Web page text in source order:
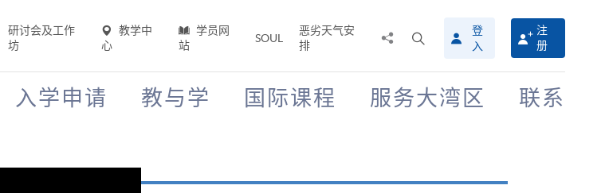
研讨会及工作
坊
教学中
心
学员网
站
SOUL
恶劣天气安
排
搜
寻
介
登
入
注
册
入学申请 教与学 国际课程 服务大湾区 联系